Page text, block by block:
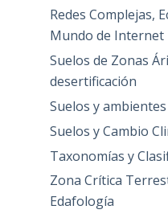
Redes Complejas,
Mundo de Internet
Suelos de Zonas
desertificación
Suelos y
Suelos y Cambio
Taxonomías y
Zona Crítica
Edafología